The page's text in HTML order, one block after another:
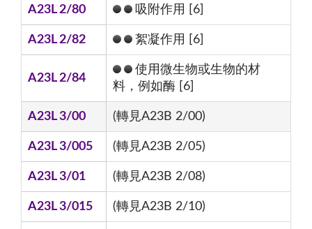
A23L 2/80 吸附作用 [6]
A23L 2/82 絮凝作用 [6]
A23L 2/84
使用微生物或生物的材
料，例如酶 [6]
A23L 3/00 (轉見A23B 2/00)
A23L 3/005 (轉見A23B 2/05)
A23L 3/01 (轉見A23B 2/08)
A23L 3/015 (轉見A23B 2/10)